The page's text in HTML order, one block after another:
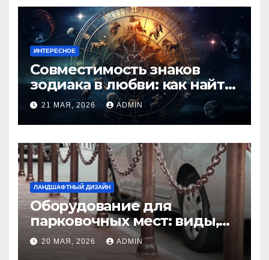
ИНТЕРЕСНОЕ
Совместимость знаков
зодиака в любви: как найти
идеальную пару и
избежать конфликтов
21 МАЯ, 2026 ADMIN
ЛАНДШАФТНЫЙ ДИЗАЙН
Оборудование для
парковочных мест: виды,
функции и нормы
установки
20 МАЯ, 2026 ADMIN